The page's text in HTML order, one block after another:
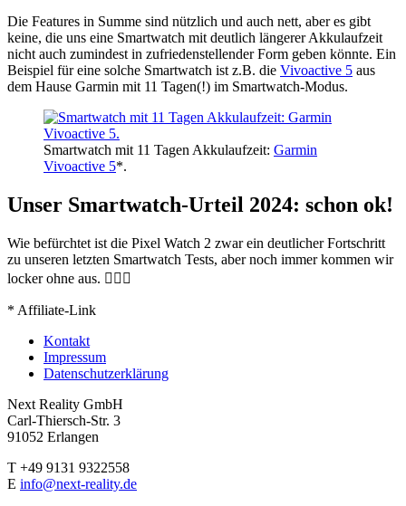
Die Features in Summe sind nützlich und auch nett, aber es gibt
keine, die uns eine Smartwatch mit deutlich längerer Akkulaufzeit
nicht auch zumindest in zufriedenstellender Form geben könnte. Ein
Beispiel für eine solche Smartwatch ist z.B. die Vivoactive 5 aus
dem Hause Garmin mit 11 Tagen(!) im Smartwatch-Modus.
Smartwatch mit 11 Tagen Akkulaufzeit: Garmin
Vivoactive 5*.
Unser Smartwatch-Urteil 2024: schon ok!
Wie befürchtet ist die Pixel Watch 2 zwar ein deutlicher Fortschritt
zu unseren letzten Smartwatch Tests, aber noch immer kommen wir
locker ohne aus. 🤷🏻‍♂
* Affiliate-Link
Kontakt
Impressum
Datenschutzerklärung
Next Reality GmbH
Carl-Thiersch-Str. 3
91052 Erlangen
T +49 9131 9322558
E info@next-reality.de